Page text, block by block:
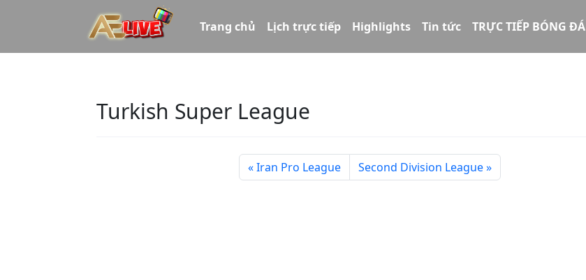
Trang chủ Lịch trực tiếp Highlights Tin tức TRỰC TIẾP BÓNG ĐÁ
Turkish Super League
Iran Pro League Second Division League